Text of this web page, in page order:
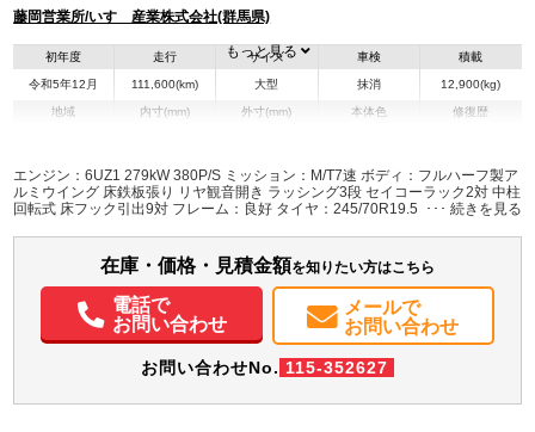
藤岡営業所/いすゞ産業株式会社(群馬県)
初年度
令和5年12月
走行
111,600(km)
サイズ
大型
車検
抹消
積載
12,900(kg)
地域 内寸(mm)
H:2,640
外寸(mm) 本体色 修復歴
装備情報
集中ドアロック
電動格納ミラー エアサスシート カーナビ ETC
バックモニター
ドラレコ
PMマフラー
もっと見る
エンジン：6UZ1 279kW 380P/S ミッション：M/T7速 ボディ：フルハーフ製ア
ルミウイング 床鉄板張り リヤ観音開き ラッシング3段 セイコーラック2対 中柱
回転式 床フック引出9対 フレーム：良好 タイヤ：245/70R19.5 136/134J スタ
ETC・バックカメラ
在庫・価格・見積金額を知りたい方はこちら
電話で
お問い合わせ
メールで
お問い合わせ
お問い合わせNo. 115-352627